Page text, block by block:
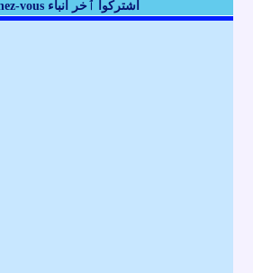
Abonnez-vous أشتركوا ٱخر أنباء